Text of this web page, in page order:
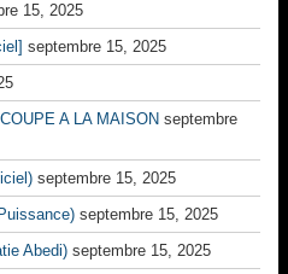
15, 2025
septembre 15, 2025
A LA MAISON septembre
septembre 15, 2025
septembre 15, 2025
Abedi) septembre 15, 2025